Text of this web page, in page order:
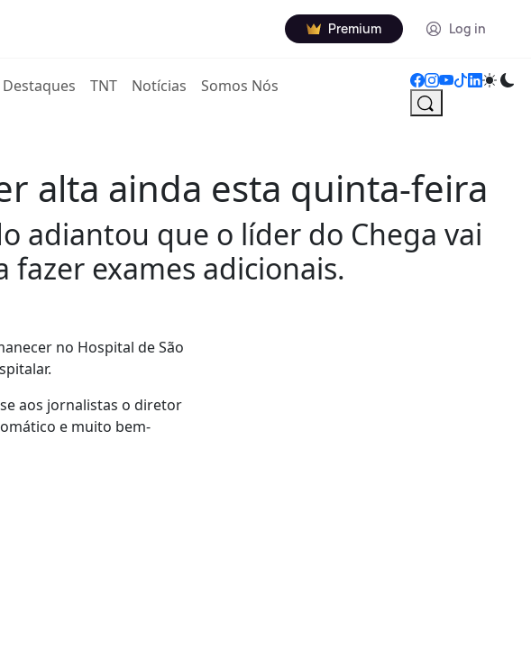
Premium Log in
Destaques TNT Notícias Somos Nós
alta ainda esta quinta-feira
adiantou que o líder do Chega vai
exames adicionais.
no Hospital de São
aos jornalistas o diretor
e muito bem-